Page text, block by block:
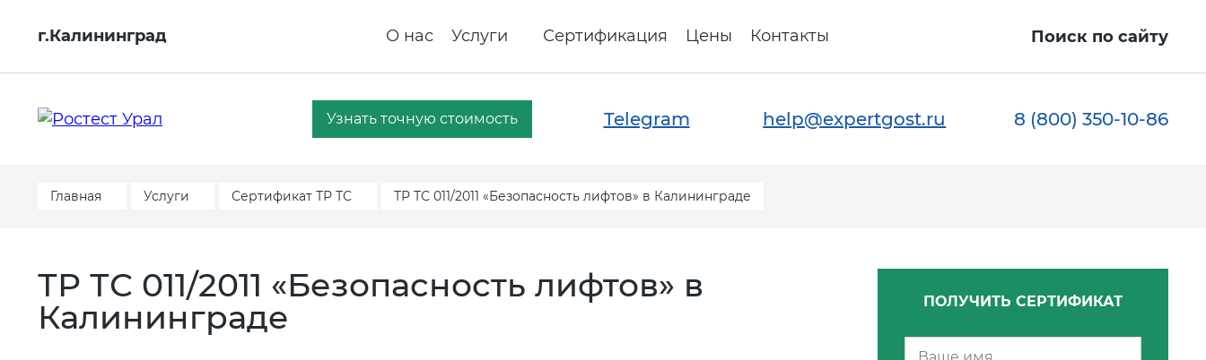
г.Калининград О нас Услуги Сертификация Цены Контакты Поиск по сайту
Узнать точную стоимость Telegram help@expertgost.ru 8 (800) 350-10-86
Главная Услуги Сертификат ТР ТС ТР ТС 011/2011 «Безопасность лифтов» в Калининграде
ТР ТС 011/2011 «Безопасность лифтов» в
Калининграде
ПОЛУЧИТЬ СЕРТИФИКАТ